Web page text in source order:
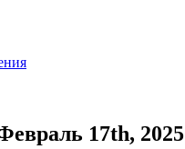
17th, 2025